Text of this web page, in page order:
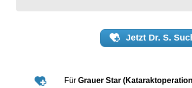
Jetzt Dr. S.
Für Grauer Star